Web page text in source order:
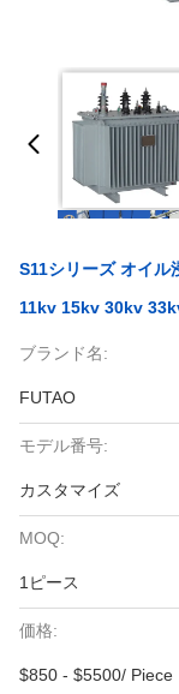
S11シリーズ オイ
11kv 15kv 30kv
ブランド名:
FUTAO
モデル番号:
カスタマイズ
MOQ:
1ピース
価格:
$850 - $5500/ Piece